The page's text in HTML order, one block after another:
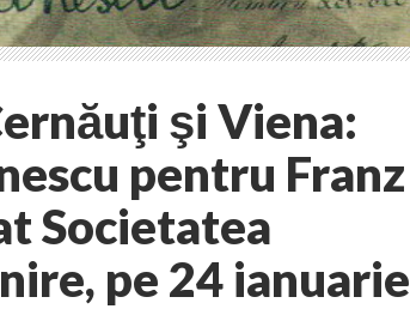
şi Viena:
pentru Franz
Societatea
pe 24 ianuarie